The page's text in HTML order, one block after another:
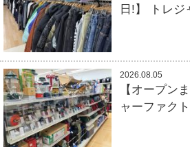
日!】 トレジ
2026.08.05
【オープン
ャーファク